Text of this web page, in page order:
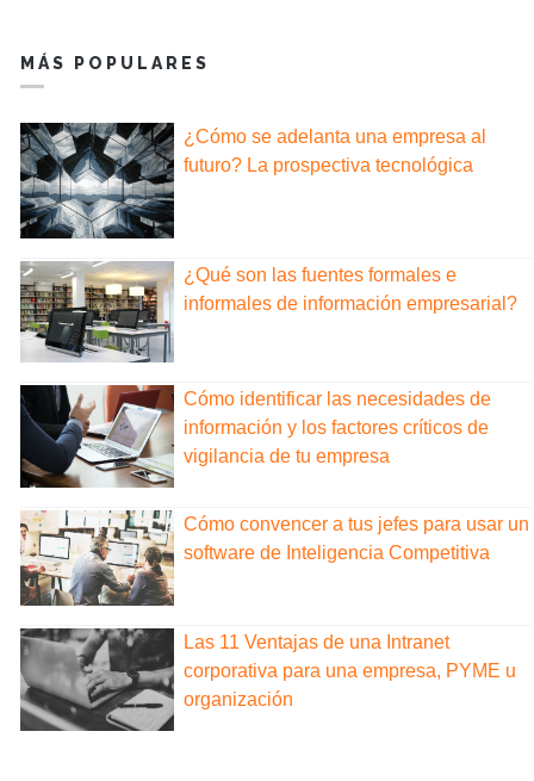
MÁS POPULARES
¿Cómo se adelanta una empresa al
futuro? La prospectiva tecnológica
¿Qué son las fuentes formales e
informales de información empresarial?
Cómo identificar las necesidades de
información y los factores críticos de
vigilancia de tu empresa
Cómo convencer a tus jefes para usar un
software de Inteligencia Competitiva
Las 11 Ventajas de una Intranet
corporativa para una empresa, PYME u
organización